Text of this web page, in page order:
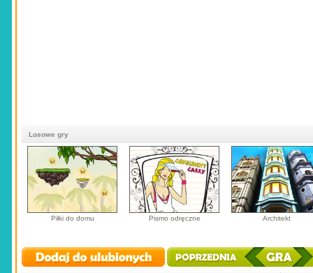
Losowe gry
Piłki do domu Pismo odręczne Architekt